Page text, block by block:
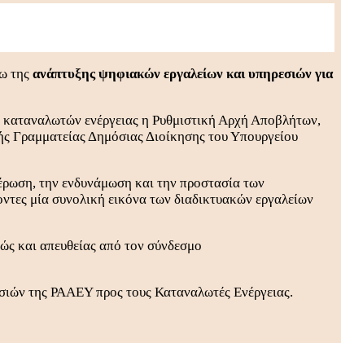
της ανάπτυξης ψηφιακών εργαλείων και υπηρεσιών για
ενέργειας η Ρυθμιστική Αρχή Αποβλήτων,
Γραμματείας Δημόσιας Διοίκησης του Υπουργείου
την ενδυνάμωση και την προστασία των
μία συνολική εικόνα των διαδικτυακών εργαλείων
και απευθείας από τον σύνδεσμο
της ΡΑΑΕΥ προς τους Καταναλωτές Ενέργειας.